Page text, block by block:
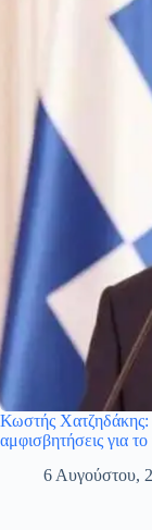
Κωστής Χατζηδάκης:
αμφισβητήσεις για
6 Αυγούστου,